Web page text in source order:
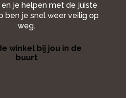
je helpen met de juiste
ben je snel weer veilig op
weg.
winkel bij jou in de
buurt